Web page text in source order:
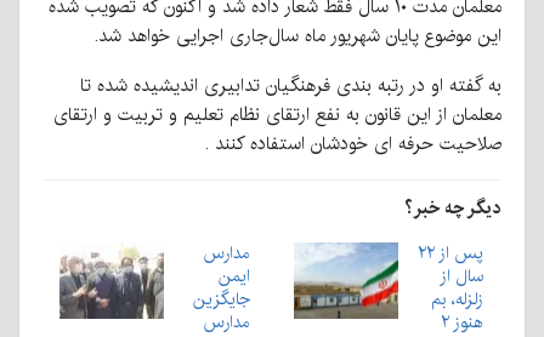
معلمان مدت ۱۰ سال فقط شعار داده شد و اکنون که تصویب شده
این موضوع پایان شهریور ماه سال‌جاری اجرایی خواهد شد.
به گفته او در رتبه بندی فرهنگیان تدابیری اندیشیده شده تا
معلمان از این قانون به نفع ارتقای نظام تعلیم و تربیت و ارتقای
صلاحیت حرفه ای خودشان استفاده کنند .
دیگر چه خبر؟
پس از ۲۲
سال از
زلزله، بم
هنوز ۲
مدارس
ایمن
جایگزین
مدارس